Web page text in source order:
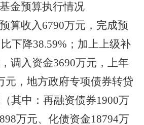
金预算执行情况
算收入6790万元 ， 完成预
下降38.59% ； 加上上级补
，调入资金3690万元，上年
元， 地方政府专项债券转贷
（其中：再融资债券1900万
万元、化债资金18794万